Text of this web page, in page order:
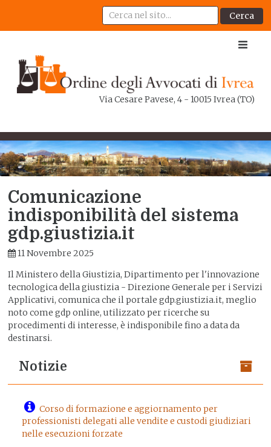
Cerca
Via Cesare Pavese, 4 - 10015 Ivrea (TO)
Comunicazione
indisponibilità del sistema
gdp.giustizia.it
11 Novembre 2025
Il Ministero della Giustizia, Dipartimento per l'innovazione
tecnologica della giustizia - Direzione Generale per i Servizi
Applicativi, comunica che il portale gdp.giustizia.it, meglio
noto come gdp online, utilizzato per ricerche su
procedimenti di interesse, è indisponibile fino a data da
destinarsi.
Notizie
Corso di formazione e aggiornamento per
professionisti delegati alle vendite e custodi giudiziari
nelle esecuzioni forzate